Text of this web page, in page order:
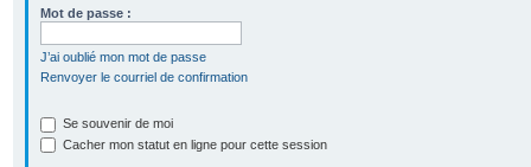
Mot de passe :
J’ai oublié mon mot de passe
Renvoyer le courriel de confirmation
Se souvenir de moi
Cacher mon statut en ligne pour cette session